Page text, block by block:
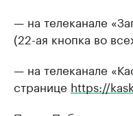
— на телеканале
(22-ая кнопка во
— на телеканале
странице https://